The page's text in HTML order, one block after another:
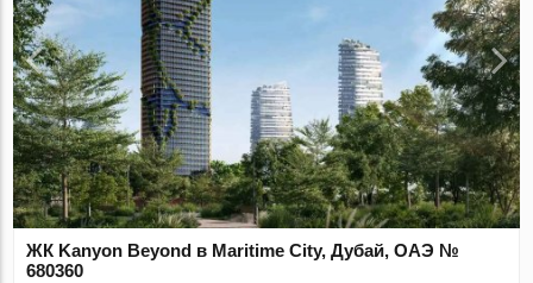
ЖК Kanyon Beyond в Maritime City, Дубай, ОАЭ №
680360